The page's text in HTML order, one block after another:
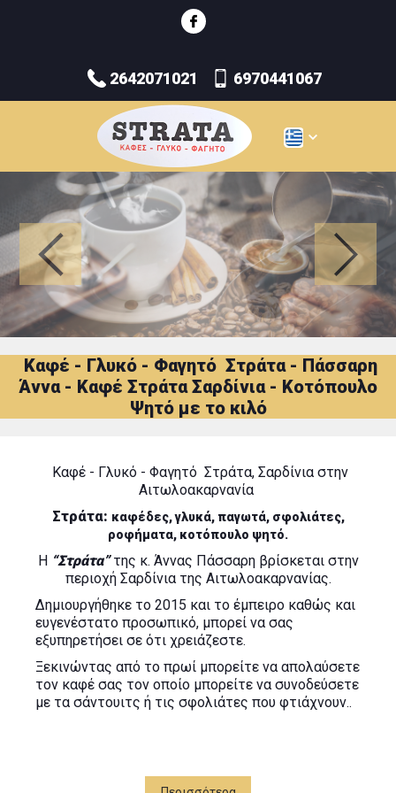
2642071021 6970441067
Καφέ - Γλυκό - Φαγητό Στράτα - Πάσσαρη
Άννα - Καφέ Στράτα Σαρδίνια - Κοτόπουλο
Ψητό με το κιλό
Καφέ - Γλυκό - Φαγητό Στράτα, Σαρδίνια στην
Αιτωλοακαρνανία
Στράτα: καφέδες, γλυκά, παγωτά, σφολιάτες,
ροφήματα, κοτόπουλο ψητό.
Η “Στράτα”της κ. Άννας Πάσσαρη βρίσκεται στην
περιοχή Σαρδίνια της Αιτωλοακαρνανίας.
Δημιουργήθηκε το 2015 και το έμπειρο καθώς και
ευγενέστατο προσωπικό, μπορεί να σας
εξυπηρετήσει σε ότι χρειάζεστε.
Ξεκινώντας από το πρωί μπορείτε να απολαύσετε
τον καφέ σας τον οποίο μπορείτε να συνοδεύσετε
με τα σάντουιτς ή τις σφολιάτες που φτιάχνουν..